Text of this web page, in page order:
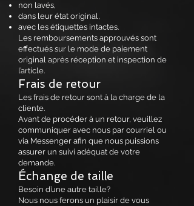
non lavés,
dans leur état original,
avec les étiquettes intactes.
Les remboursements approuvés sont
effectués sur le mode de paiement
original après réception et inspection de
l’article.
Frais de retour
Les frais de retour sont à la charge de la
cliente.
Avant de procéder à un retour, veuillez
communiquer avec nous par courriel ou
via Messenger afin que nous puissions
assurer un suivi adéquat de votre
demande.
Échange de taille
Besoin d’une autre taille?
Nous nous ferons un plaisir de vous